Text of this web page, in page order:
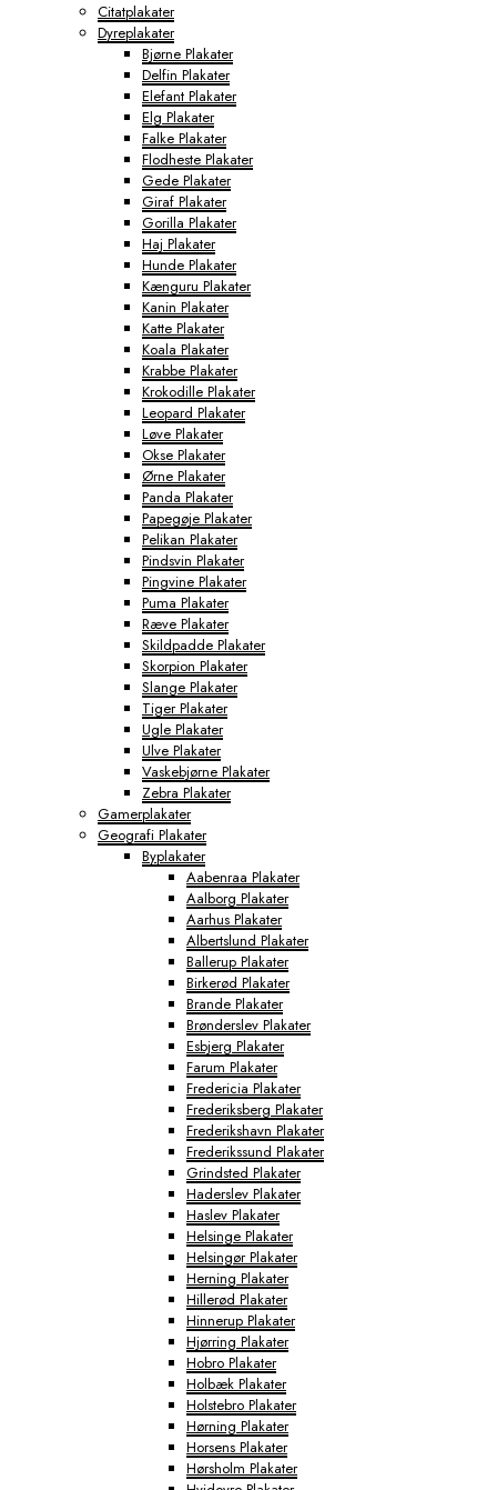
Citatplakater
Dyreplakater
Bjørne Plakater
Delfin Plakater
Elefant Plakater
Elg Plakater
Falke Plakater
Flodheste Plakater
Gede Plakater
Giraf Plakater
Gorilla Plakater
Haj Plakater
Hunde Plakater
Kænguru Plakater
Kanin Plakater
Katte Plakater
Koala Plakater
Krabbe Plakater
Krokodille Plakater
Leopard Plakater
Løve Plakater
Okse Plakater
Ørne Plakater
Panda Plakater
Papegøje Plakater
Pelikan Plakater
Pindsvin Plakater
Pingvine Plakater
Puma Plakater
Ræve Plakater
Skildpadde Plakater
Skorpion Plakater
Slange Plakater
Tiger Plakater
Ugle Plakater
Ulve Plakater
Vaskebjørne Plakater
Zebra Plakater
Gamerplakater
Geografi Plakater
Byplakater
Aabenraa Plakater
Aalborg Plakater
Aarhus Plakater
Albertslund Plakater
Ballerup Plakater
Birkerød Plakater
Brande Plakater
Brønderslev Plakater
Esbjerg Plakater
Farum Plakater
Fredericia Plakater
Frederiksberg Plakater
Frederikshavn Plakater
Frederikssund Plakater
Grindsted Plakater
Haderslev Plakater
Haslev Plakater
Helsinge Plakater
Helsingør Plakater
Herning Plakater
Hillerød Plakater
Hinnerup Plakater
Hjørring Plakater
Hobro Plakater
Holbæk Plakater
Holstebro Plakater
Hørning Plakater
Horsens Plakater
Hørsholm Plakater